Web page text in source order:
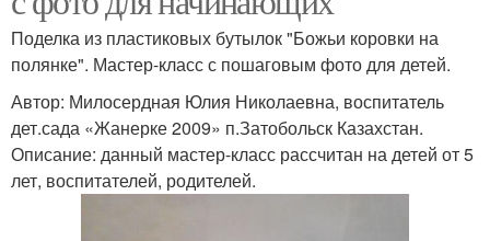
Поделка из пластиковых бутылок "Божьи коровки на
полянке". Мастер-класс с пошаговым фото для детей.
Автор: Милосердная Юлия Николаевна, воспитатель
дет.сада «Жанерке 2009» п.Затобольск Казахстан.
Описание: данный мастер-класс рассчитан на детей от 5
лет, воспитателей, родителей.